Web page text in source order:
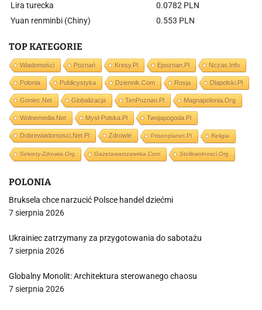
Lira turecka
0.0782 PLN
Yuan renminbi (Chiny)
0.553 PLN
TOP KATEGORIE
Wiadomości Poznań Kresy.pl Epoznan.pl Nczas.info
Polonia Publicystyka Dziennik.com Rosja Dlapolski.pl
Goniec.net Globalizacja TenPoznan.pl Magnapolonia.org
Wolnemedia.net Mysl-Polska.pl Twojapogoda.pl
Dobrewiadomosci.net.pl Zdrowie Prisonplanet.pl Religia
Sekrety-Zdrowia.org Gazetawarszawska.com Stolikwolnosci.org
POLONIA
Bruksela chce narzucić Polsce handel dziećmi
7 sierpnia 2026
Ukrainiec zatrzymany za przygotowania do sabotażu
7 sierpnia 2026
Globalny Monolit: Architektura sterowanego chaosu
7 sierpnia 2026